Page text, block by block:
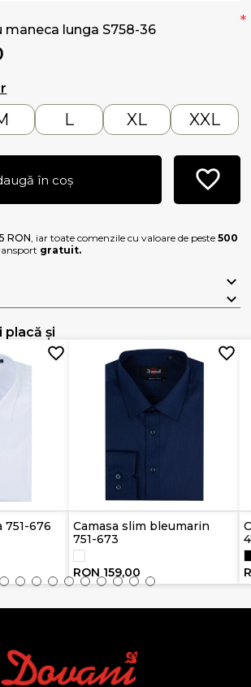
maneca lunga S758-36 *
L XL XXL
în coș
RON, iar toate comenzile cu valoare de peste500
gratuit.
placă și
751-676
Camasa slim bleumarin
751-673
RON 159,00